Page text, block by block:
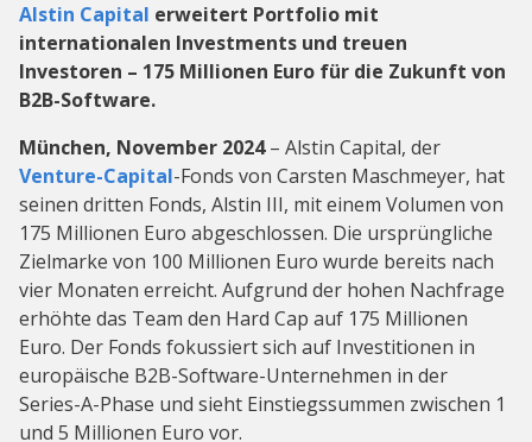
Alstin Capital erweitert Portfolio mit
internationalen Investments und treuen
Investoren – 175 Millionen Euro für die Zukunft von
B2B-Software.
München, November 2024– Alstin Capital, der
Venture-Capital-Fonds von Carsten Maschmeyer, hat
seinen dritten Fonds, Alstin III, mit einem Volumen von
175 Millionen Euro abgeschlossen. Die ursprüngliche
Zielmarke von 100 Millionen Euro wurde bereits nach
vier Monaten erreicht. Aufgrund der hohen Nachfrage
erhöhte das Team den Hard Cap auf 175 Millionen
Euro. Der Fonds fokussiert sich auf Investitionen in
europäische B2B-Software-Unternehmen in der
Series-A-Phase und sieht Einstiegssummen zwischen 1
und 5 Millionen Euro vor.